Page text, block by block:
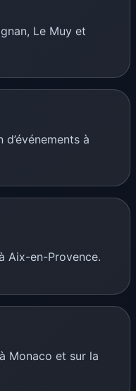
Le Muy et
à
Aix-en-Provence.
Monaco et sur la